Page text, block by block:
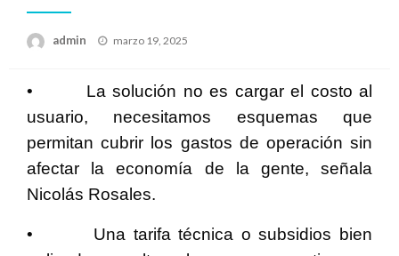
admin
Publicado
marzo 19, 2025
•
La solución no es cargar el costo al
usuario, necesitamos esquemas que
permitan cubrir los gastos de operación sin
afectar la economía de la gente, señala
Nicolás Rosales.
•
Una tarifa técnica o subsidios bien